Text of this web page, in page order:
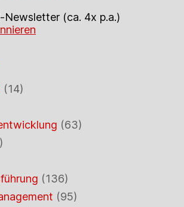
Newsletter (ca. 4x p.a.)
(14)
(63)
(136)
(95)